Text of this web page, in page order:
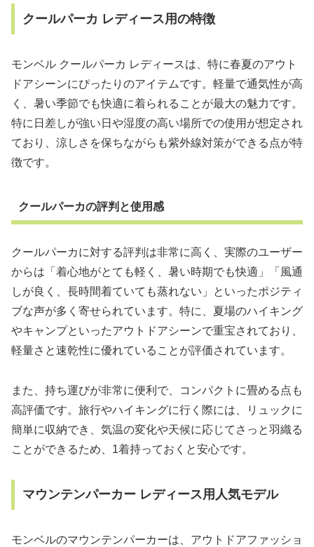
クールパーカ レディース用の特徴
モンベル クールパーカ レディースは、特に春夏のアウト
ドアシーンにぴったりのアイテムです。軽量で通気性が高
く、暑い季節でも快適に着られることが最大の魅力です。
特に日差しが強い日や湿度の高い場所での使用が想定され
ており、涼しさを保ちながらも紫外線対策ができる点が特
徴です。
クールパーカの評判と使用感
クールパーカに対する評判は非常に高く、実際のユーザー
からは「着心地がとても軽く、暑い時期でも快適」「風通
しが良く、長時間着ていても蒸れない」といったポジティ
ブな声が多く寄せられています。特に、夏場のハイキング
やキャンプといったアウトドアシーンで重宝されており、
軽量さと速乾性に優れていることが評価されています。
また、持ち運びが非常に便利で、コンパクトに畳める点も
高評価です。旅行やハイキングに行く際には、リュックに
簡単に収納でき、気温の変化や天候に応じてさっと羽織る
ことができるため、1着持っておくと安心です。
マウンテンパーカー レディース用人気モデル
モンベルのマウンテンパーカーは、アウトドアファッショ